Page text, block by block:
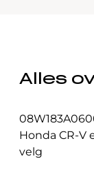
Alles
Honda CR-V
velg